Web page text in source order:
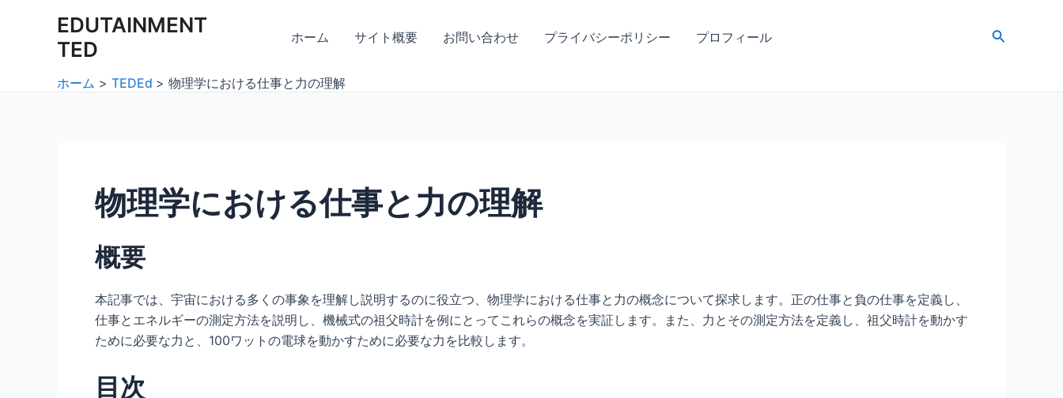
EDUTAINMENT
TED
ホーム サイト概要 お問い合わせ プライバシーポリシー プロフィール
検
ホーム TEDEd 物理学における仕事と力の理解
物理学における仕事と力の理解
概要
本記事では、宇宙における多くの事象を理解し説明するのに役立つ、物理学における仕事と力の概念について探求します。正の仕事と負の仕事を定義し、
仕事とエネルギーの測定方法を説明し、機械式の祖父時計を例にとってこれらの概念を実証します。また、力とその測定方法を定義し、祖父時計を動かす
ために必要な力と、100ワットの電球を動かすために必要な力を比較します。
目次
navigation